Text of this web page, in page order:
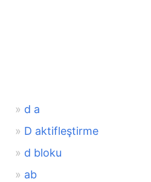
d a
D aktifleştirme
d bloku
ab